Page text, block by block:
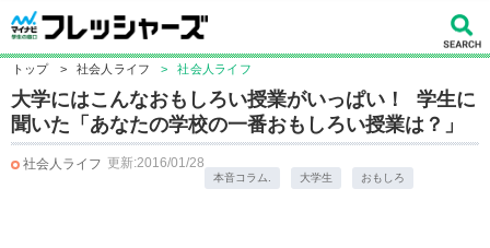
トップ > 社会人ライフ > 社会人ライフ
大学にはこんなおもしろい授業がいっぱい！ 学生に
聞いた「あなたの学校の一番おもしろい授業は？」
社会人ライフ 更新:2016/01/28
本音コラム. 大学生 おもしろ